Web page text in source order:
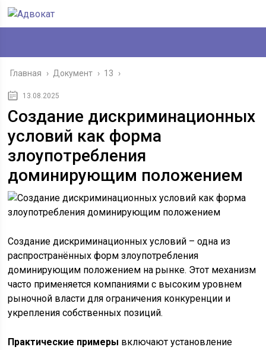
Главная › Документ › 13 ›
13.08.2025
Создание дискриминационных
условий как форма
злоупотребления
доминирующим положением
Создание дискриминационных условий – одна из
распространённых форм злоупотребления
доминирующим положением на рынке. Этот механизм
часто применяется компаниями с высоким уровнем
рыночной власти для ограничения конкуренции и
укрепления собственных позиций.
Практические примеры включают установление